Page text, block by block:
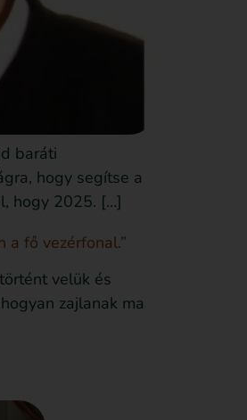
baráti
hogy segítse a
hogy 2025. […]
a fő vezérfonal.”
velük és
zajlanak ma